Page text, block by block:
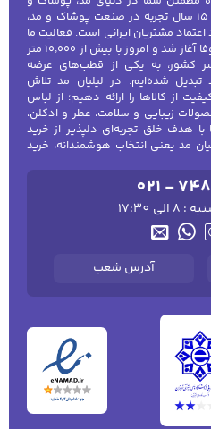
سبک زندگی | لیلیان مد، با بیش از ۱۵ سال تجربه در صنعت پوشاک و مد،
مشتریان ایرانی است. فعالیت ما
از سال ۲۰۰۸ زیرمجموعه گروه شکوفا آغاز شد و امروز با بیش از ۱۰٬۰۰۰ متر
کشور، به یکی از قطب‌های عرضه
شده‌ایم. در لیلیان مد تلاش
از کالاها را ارائه دهیم؛ از لباس
زیبایی و سلامت، عطر و ادکلن،
هدف خلق تجربه‌ای دلپذیر از خرید
مد یعنی انتخاب هوشمندانه، خرید
021 -
17:30
آدرس شعب